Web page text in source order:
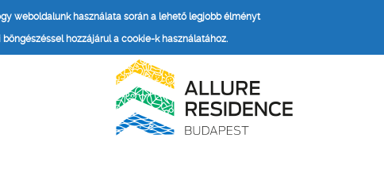
weboldalunk használata során a lehető legjobb élményt
hozzájárul a cookie-k használatához.